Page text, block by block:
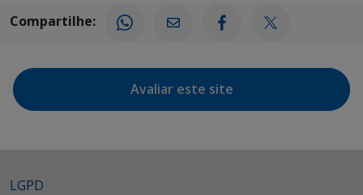
Compartilhe:
Avaliar este site
LGPD